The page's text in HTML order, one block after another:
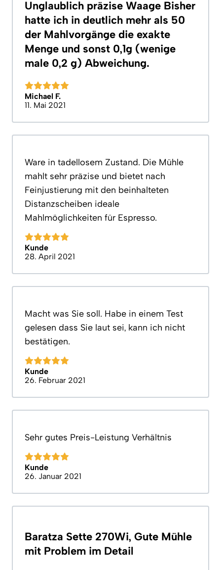
Unglaublich präzise Waage Bisher
hatte ich in deutlich mehr als 50
der Mahlvorgänge die exakte
Menge und sonst 0,1g (wenige
male 0,2 g) Abweichung.
Michael F.
11. Mai 2021
Ware in tadellosem Zustand. Die Mühle
mahlt sehr präzise und bietet nach
Feinjustierung mit den beinhalteten
Distanzscheiben ideale
Mahlmöglichkeiten für Espresso.
Kunde
28. April 2021
Macht was Sie soll. Habe in einem Test
gelesen dass Sie laut sei, kann ich nicht
bestätigen.
Kunde
26. Februar 2021
Sehr gutes Preis-Leistung Verhältnis
Kunde
26. Januar 2021
Baratza Sette 270Wi, Gute Mühle
mit Problem im Detail